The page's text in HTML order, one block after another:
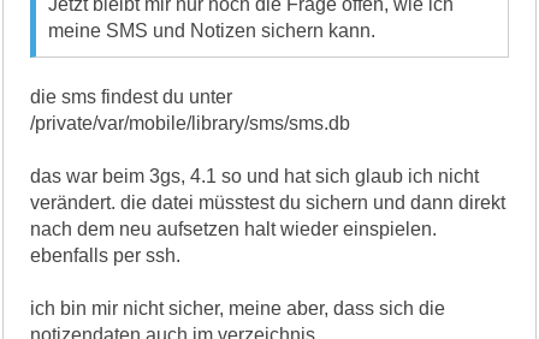
meine SMS und Notizen sichern kann.
die sms findest du unter
/private/var/mobile/library/sms/sms.db
das war beim 3gs, 4.1 so und hat sich glaub ich nicht
verändert. die datei müsstest du sichern und dann direkt
nach dem neu aufsetzen halt wieder einspielen.
ebenfalls per ssh.
ich bin mir nicht sicher, meine aber, dass sich die
notizendaten auch im verzeichnis